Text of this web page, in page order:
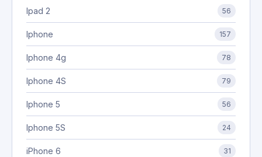
Ipad 2 56
Iphone 157
Iphone 4g 78
Iphone 4S 79
Iphone 5 56
Iphone 5S 24
iPhone 6 31